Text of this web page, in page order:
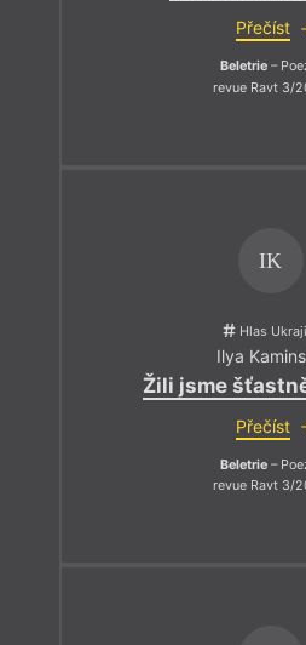
Přečíst
Beletrie –
revue Ravt 3/
IK
Hlas
Ilya
Žili jsme
Přečíst
Beletrie –
revue Ravt 3/